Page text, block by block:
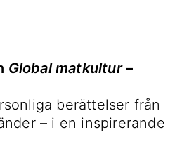
Global matkultur–
berättelser från
– i en inspirerande